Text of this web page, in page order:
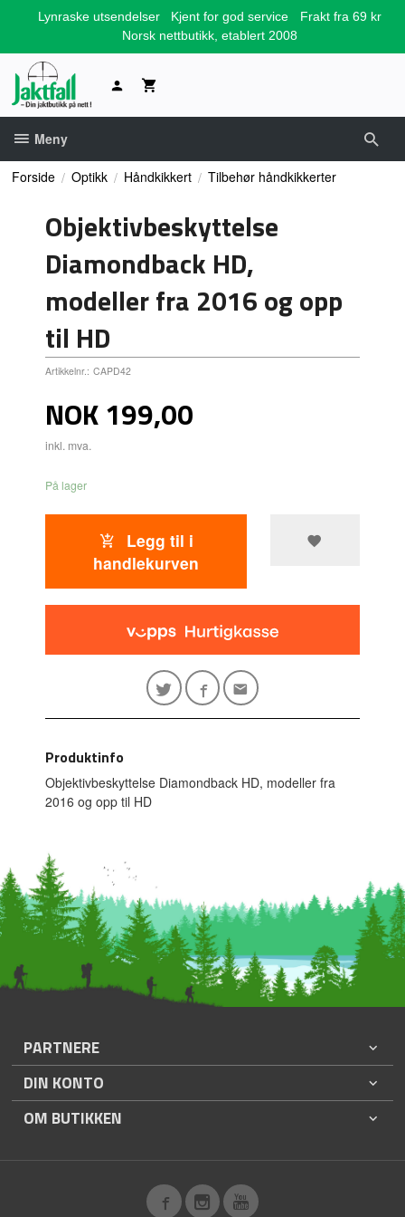
Lynraske utsendelser Kjent for god service
Frakt fra 69 kr
Norsk nettbutikk, etablert 2008
Meny
Forside Optikk Håndkikkert Tilbehør håndkikkerter
Objektivbeskyttelse
Diamondback HD,
modeller fra 2016 og opp
til HD
Artikkelnr.: CAPD42
Pris
NOK199,00
inkl. mva.
På lager
Legg til i
handlekurven
Produktinfo
Objektivbeskyttelse Diamondback HD, modeller fra
2016 og opp til HD
PARTNERE
DIN KONTO
OM BUTIKKEN